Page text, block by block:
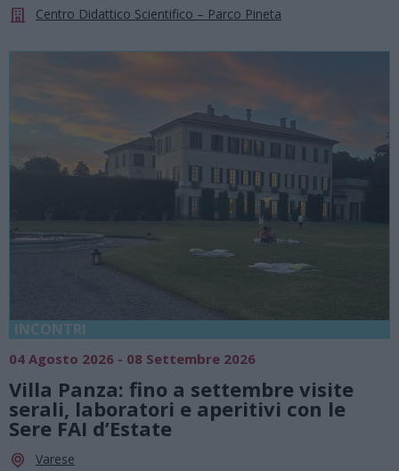
Centro Didattico Scientifico – Parco Pineta
INCONTRI
04 Agosto 2026 - 08 Settembre 2026
Villa Panza: fino a settembre visite
serali, laboratori e aperitivi con le
Sere FAI d’Estate
Varese